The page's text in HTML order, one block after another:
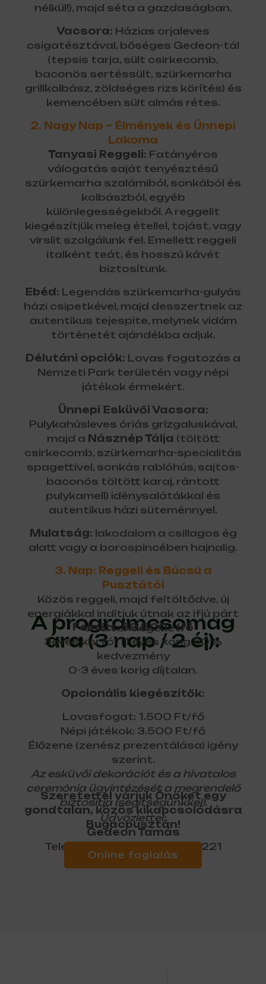
nélkül!), majd séta a gazdaságban.
Vacsora: Házias orjaleves
csigatésztával, bőséges Gedeon-tál
(tepsis tarja, sült csirkecomb,
baconös sertéssült, szürkemarha
grillkolbász, zöldséges rizs körítés) és
kemencében sült almás rétes.
2. Nagy Nap – Élmények és Ünnepi
Lakoma
Tanyasi Reggeli: Fatányéros
válogatás saját tenyésztésű
szürkemarha szalámiból, sonkából és
kolbászból, egyéb
különlegességekből. A reggelit
kiegészítjük meleg étellel, tojást, vagy
virslit szolgálunk fel. Emellett reggeli
italként teát, és hosszú kávét
biztosítunk.
Ebéd: Legendás szürkemarha-gulyás
házi csipetkével, majd desszertnek az
autentikus tejespite, melynek vidám
történetét ajándékba adjuk.
Délutáni opciók: Lovas fogatozás a
Nemzeti Park területén vagy népi
játékok érmekért.
Ünnepi Esküvői Vacsora:
Pulykahúsleves óriás grízgaluskával,
majd a Násznép Tálja (töltött
csirkecomb, szürkemarha-specialitás
spagettivel, sonkás rablóhús, sajtos-
baconös töltött karaj, rántott
pulykamell) idénysalátákkal és
autentikus házi süteménnyel.
Mulatság: lakodalom a csillagos ég
alatt vagy a borospincében hajnalig.
3. Nap: Reggeli és Búcsú a
Pusztától
Közös reggeli, majd feltöltődve, új
energiákkal indítjuk útnak az ifjú párt
és a vendégeket.
A programcsomag
ára (3 nap / 2 éj):
Felnőtt: 59.800.- /fő
3éves kortól 11 éves korig 50%
kedvezmény
0-3 éves korig díjtalan.
Opcionális kiegészítők:
Lovasfogat: 1.500 Ft/fő
Népi játékok: 3.500 Ft/fő
Élőzene (zenész prezentálása) igény
szerint.
Az esküvői dekorációt és a hivatalos
ceremónia ügyintézését a megrendelő
biztosítja (segítségünkkel).
Szeretettel várjuk Önöket egy
gondtalan, közös kikapcsolódásra
Bugacpusztán!
Üdvözlettel:
Gedeon Tamás
Telefonszám: +36 70 606 1221
Online foglalás